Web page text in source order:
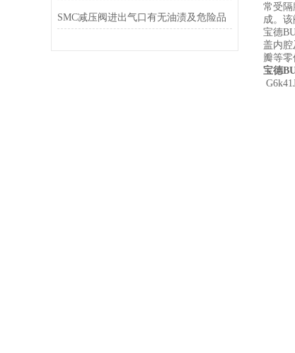
SMC减压阀进出气口有无油渍及危险品
常受
成。
宝德
盖内腔
瓣等
宝德